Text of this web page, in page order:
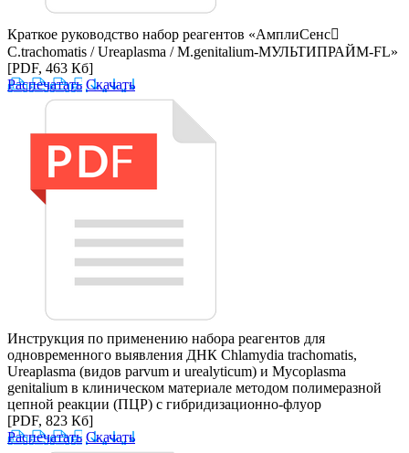
Краткое руководство набор реагентов «АмплиСенс
C.trachomatis / Ureaplasma / M.genitalium-МУЛЬТИПРАЙМ-FL»
[PDF, 463 Кб]
Распечатать Скачать
Инструкция по применению набора реагентов для
одновременного выявления ДНК Chlamydia trachomatis,
Ureaplasma (видов parvum и urealyticum) и Mycoplasma
genitalium в клиническом материале методом полимеразной
цепной реакции (ПЦР) с гибридизационно-флуор
[PDF, 823 Кб]
Распечатать Скачать